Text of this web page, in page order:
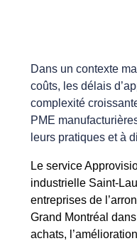
Dans un contexte
coûts, les délais
complexité
PME
leurs pratiques et à
Le service
industrielle Saint-
entreprises de
Grand Montréal
achats,